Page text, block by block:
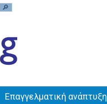
Επαγγελματική ανάπτυξη